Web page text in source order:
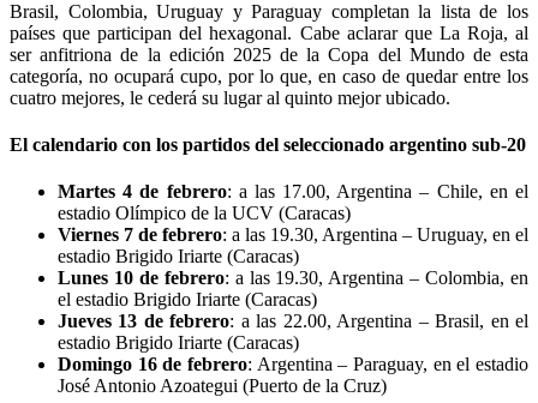
Brasil, Colombia, Uruguay y Paraguay completan la lista de los
países que participan del hexagonal. Cabe aclarar que La Roja, al
ser anfitriona de la edición 2025 de la Copa del Mundo de esta
categoría, no ocupará cupo, por lo que, en caso de quedar entre los
cuatro mejores, le cederá su lugar al quinto mejor ubicado.
El calendario con los partidos del seleccionado argentino sub-20
Martes 4 de febrero: a las 17.00, Argentina – Chile, en el
estadio Olímpico de la UCV (Caracas)
Viernes 7 de febrero: a las 19.30, Argentina – Uruguay, en el
estadio Brigido Iriarte (Caracas)
Lunes 10 de febrero: a las 19.30, Argentina – Colombia, en
el estadio Brigido Iriarte (Caracas)
Jueves 13 de febrero: a las 22.00, Argentina – Brasil, en el
estadio Brigido Iriarte (Caracas)
Domingo 16 de febrero: Argentina – Paraguay, en el estadio
José Antonio Azoategui (Puerto de la Cruz)